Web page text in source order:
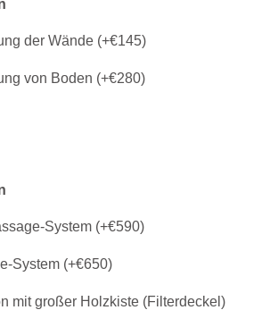
der Wände (+€145)
von Boden (+€280)
System (+€590)
System (+€650)
mit großer Holzkiste (Filterdeckel)